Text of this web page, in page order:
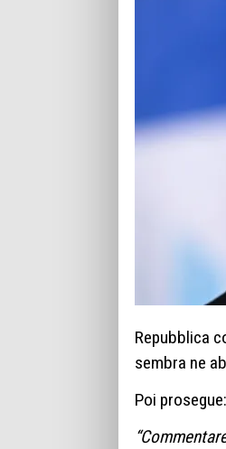
Repubblica
sembra ne
Poi prosegue: